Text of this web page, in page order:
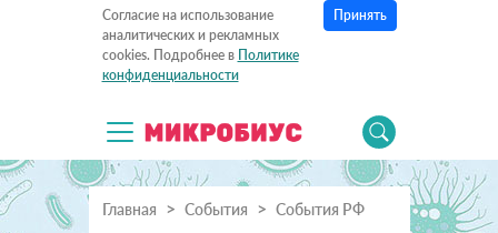
Согласие на использование
аналитических и рекламных
cookies. Подробнее в Политике
конфиденциальности
Принять
Главная События События РФ